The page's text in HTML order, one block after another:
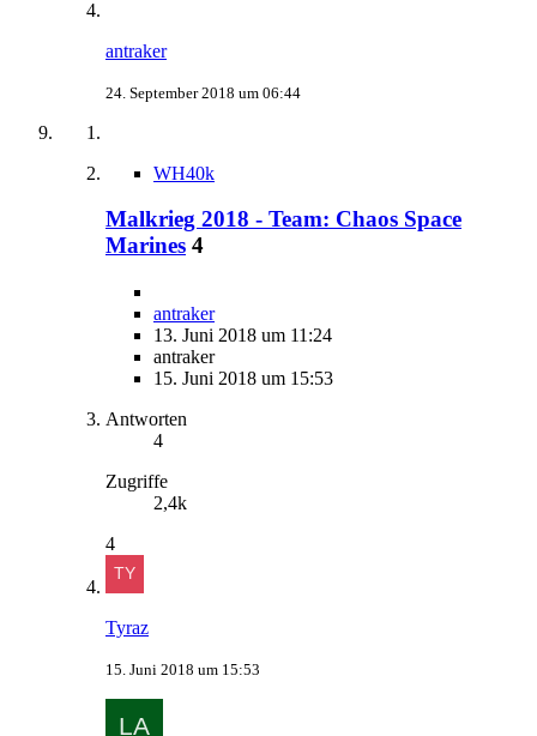
antraker
24. September 2018 um 06:44
WH40k
Malkrieg 2018 - Team: Chaos Space
Marines 4
antraker
13. Juni 2018 um 11:24
antraker
15. Juni 2018 um 15:53
Antworten
4
Zugriffe
2,4k
4
Tyraz
15. Juni 2018 um 15:53